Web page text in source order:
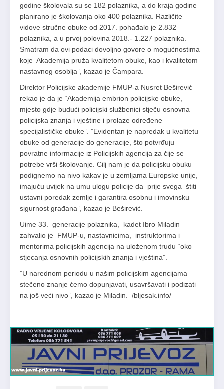
godine školovala su se 182 polaznika, a do kraja godine
planirano je školovanja oko 400 polaznika. Različite
vidove stručne obuke od 2017. pohađalo je 2.832
polaznika, a u prvoj polovina 2018.- 1.227 polaznika.
Smatram da ovi podaci dovoljno govore o mogućnostima
koje Akademija pruža kvalitetom obuke, kao i kvalitetom
nastavnog osoblja”, kazao je Čampara.
Direktor Policijske akademije FMUP-a Nusret Beširević
rekao je da je “Akademija embrion policijske obuke,
mjesto gdje budući policijski službenici stječu osnovna
policijska znanja i vještine i prolaze određene
specijalističke obuke”. ”Evidentan je napredak u kvalitetu
obuke od generacije do generacije, što potvrđuju
povratne informacije iz Policijskih agencija za čije se
potrebe vrši školovanje. Cilj nam je da policijsku obuku
podignemo na nivo kakav je u zemljama Europske unije,
imajuću uvijek na umu ulogu policije da prije svega štiti
ustavni poredak zemlje i garantira osobnu i imovinsku
sigurnost građana”, kazao je Beširević.
Uime 33. generacije polaznika, kadet Ibro Miladin
zahvalio je FMUP-u, nastavnicima, instruktorima i
mentorima policijskih agencija na uloženom trudu “oko
stjecanja osnovnih policijskih znanja i vještina”.
”U narednom periodu u našim policijskim agencijama
stečeno znanje ćemo dopunjavati, usavršavati i podizati
na još veći nivo”, kazao je Miladin. /bljesak.info/